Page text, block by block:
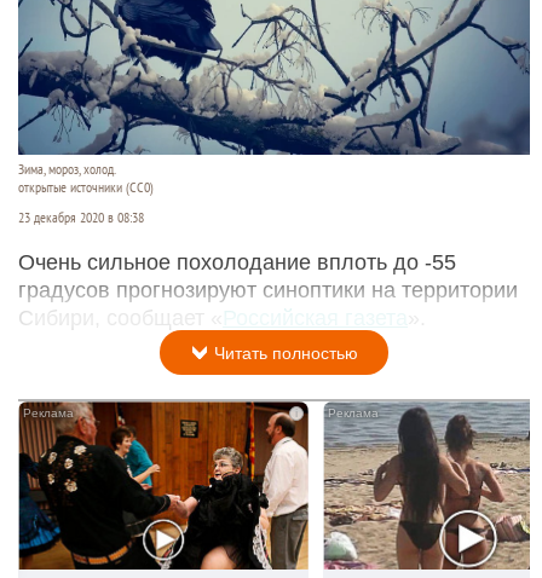
Зима, мороз, холод.
открытые источники (CC0)
23 декабря 2020 в 08:38
Очень сильное похолодание вплоть до -55
градусов прогнозируют синоптики на территории
Сибири, сообщает « Российская газета
Читать полностью